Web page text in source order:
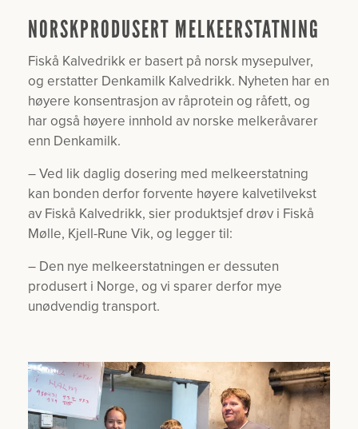
NORSKPRODUSERT MELKEERSTATNING
Fiskå Kalvedrikk er basert på norsk mysepulver,
og erstatter Denkamilk Kalvedrikk. Nyheten har en
høyere konsentrasjon av råprotein og råfett, og
har også høyere innhold av norske melkeråvarer
enn Denkamilk.
– Ved lik daglig dosering med melkeerstatning
kan bonden derfor forvente høyere kalvetilvekst
av Fiskå Kalvedrikk, sier produktsjef drøv i Fiskå
Mølle, Kjell-Rune Vik, og legger til:
– Den nye melkeerstatningen er dessuten
produsert i Norge, og vi sparer derfor mye
unødvendig transport.